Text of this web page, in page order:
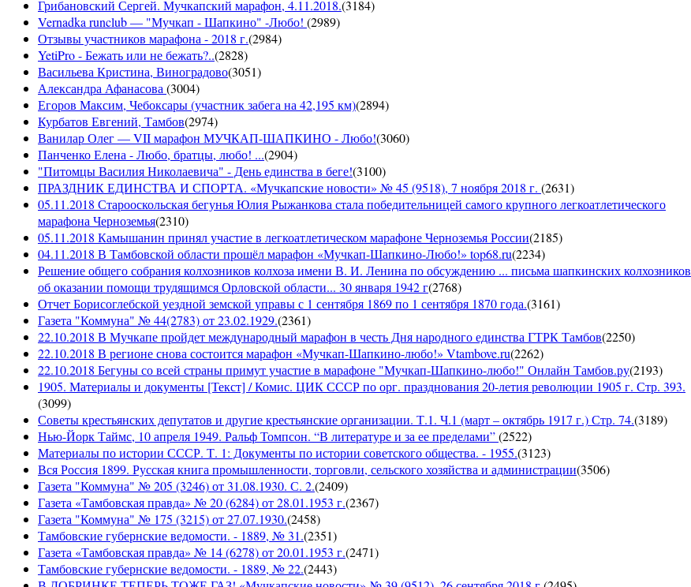
Грибановский Сергей. Мучкапский марафон, 4.11.2018.(3184)
Vernadka runclub — "Мучкап - Шапкино" -Любо! (2989)
Отзывы участников марафона - 2018 г.(2984)
YetiPro - Бежать или не бежать?..(2828)
Васильева Кристина, Виноградово(3051)
Александра Афанасова(3004)
Егоров Максим, Чебоксары (участник забега на 42,195 км)(2894)
Курбатов Евгений, Тамбов(2974)
Ванилар Олег — VII марафон МУЧКАП-ШАПКИНО - Любо!(3060)
Панченко Елена - Любо, братцы, любо! ...(2904)
"Питомцы Василия Николаевича" - День единства в беге!(3100)
ПРАЗДНИК ЕДИНСТВА И СПОРТА. «Мучкапские новости» № 45 (9518), 7 ноября 2018 г. (2631)
05.11.2018 Старооскольская бегунья Юлия Рыжанкова стала победительницей самого крупного легкоатлетического
марафона Черноземья(2310)
05.11.2018 Камышанин принял участие в легкоатлетическом марафоне Черноземья России(2185)
04.11.2018 В Тамбовской области прошёл марафон «Мучкап-Шапкино-Любо!» top68.ru(2234)
Решение общего собрания колхозников колхоза имени В. И. Ленина по обсуждению ... письма шапкинских колхозников
об оказании помощи трудящимся Орловской области... 30 января 1942 г(2768)
Отчет Борисоглебской уездной земской управы с 1 сентября 1869 по 1 сентября 1870 года.(3161)
Газета "Коммуна" № 44(2783) от 23.02.1929.(2361)
22.10.2018 В Мучкапе пройдет международный марафон в честь Дня народного единства ГТРК Тамбов(2250)
22.10.2018 В регионе снова состоится марафон «Мучкап-Шапкино-любо!» Vtambove.ru(2262)
22.10.2018 Бегуны со всей страны примут участие в марафоне "Мучкап-Шапкино-любо!" Онлайн Тамбов.ру(2193)
1905. Материалы и документы [Текст] / Комис. ЦИК СССР по орг. празднования 20-летия революции 1905 г. Стр. 393.
(3099)
Советы крестьянских депутатов и другие крестьянские организации. Т.1. Ч.1 (март – октябрь 1917 г.) Стр. 74.(3189)
Нью-Йорк Таймс, 10 апреля 1949. Ральф Томпсон. “В литературе и за ее пределами”(2522)
Материалы по истории СССР. Т. 1: Документы по истории советского общества. - 1955.(3123)
Вся Россия 1899. Русская книга промышленности, торговли, сельского хозяйства и администрации(3506)
Газета "Коммуна" № 205 (3246) от 31.08.1930. С. 2.(2409)
Газета «Тамбовская правда» № 20 (6284) от 28.01.1953 г.(2367)
Газета "Коммуна" № 175 (3215) от 27.07.1930.(2458)
Тамбовские губернские ведомости. - 1889, № 31.(2351)
Газета «Тамбовская правда» № 14 (6278) от 20.01.1953 г.(2471)
Тамбовские губернские ведомости. - 1889, № 22.(2443)